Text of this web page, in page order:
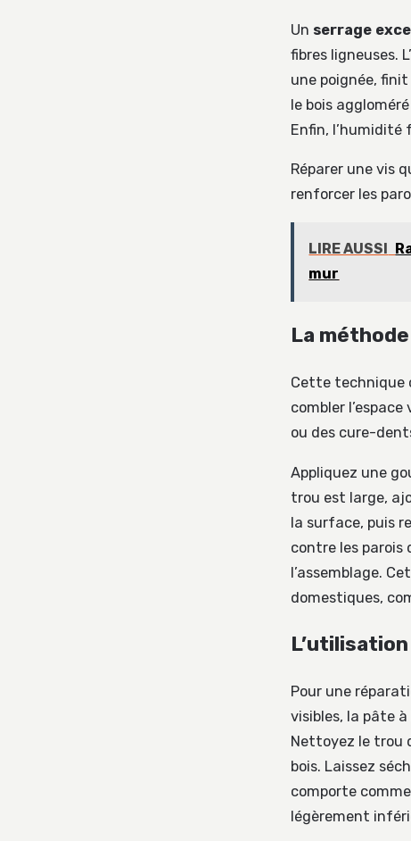
Un serrage
fibres ligneuses.
une poignée,
le bois
Enfin, l’humidité
Réparer une vis
renforcer les
LIRE AUSSI
mur
La
Cette technique
combler
ou des cure-
Appliquez une
trou est large,
la surface, puis
contre les parois
l’assemblage.
domestiques,
Pour une
visibles, la pâte
Nettoyez le trou
bois. Laissez
comporte
légèrement